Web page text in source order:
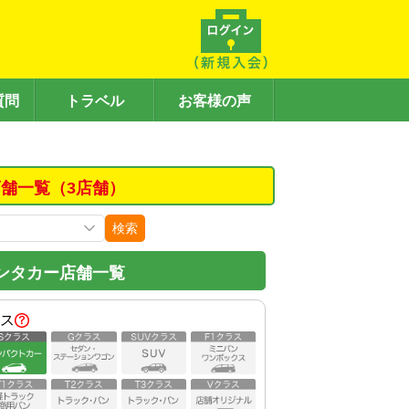
問 トラベル お客様の声
一覧（3店舗）
検索
タカー店舗一覧